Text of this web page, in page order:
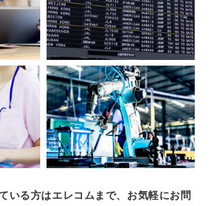
いる方はエレコムまで、お気軽にお問